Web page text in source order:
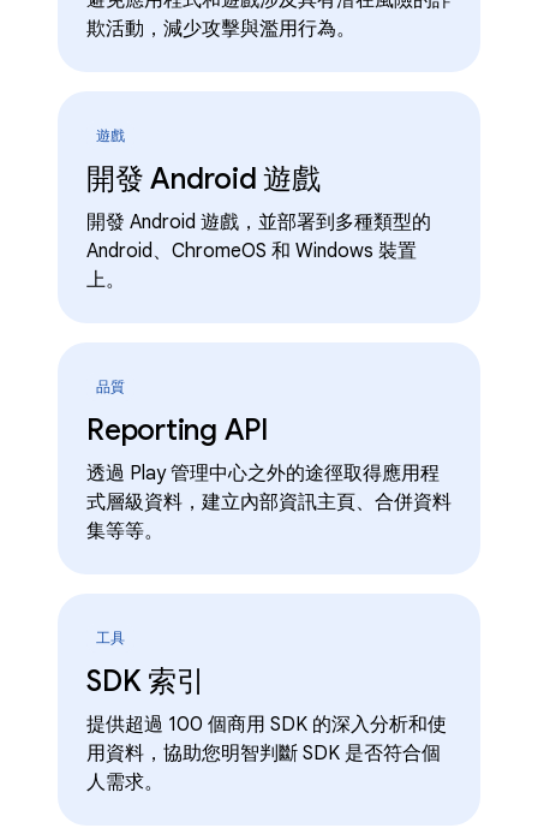
欺活動，減少攻擊與濫用行為。
遊戲
開發 Android 遊戲
開發 Android 遊戲，並部署到多種類型的
Android、ChromeOS 和 Windows 裝置
上。
品質
Reporting API
透過 Play 管理中心之外的途徑取得應用程
式層級資料，建立內部資訊主頁、合併資料
集等等。
工具
SDK 索引
提供超過 100 個商用 SDK 的深入分析和使
用資料，協助您明智判斷 SDK 是否符合個
人需求。